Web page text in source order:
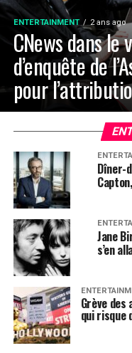
ENTERTAINMENT 2 ans ago
CNews dans le
d’enquête de
pour
Dîner-
Jane
s’en
Grève des
qui risque